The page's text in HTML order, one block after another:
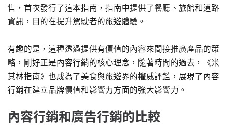
售，首次發行了這本指南，指南中提供了餐廳、旅館和道路
資訊，目的在提升駕駛者的旅遊體驗。
有趣的是，這種透過提供有價值的內容來間接推廣產品的策
略，剛好正是內容行銷的核心理念，隨著時間的過去，《米
其林指南》也成為了美食與旅遊界的權威評鑑，展現了內容
行銷在建立品牌價值和影響力方面的強大影響力。
內容行銷和廣告行銷的比較